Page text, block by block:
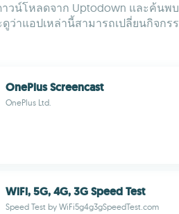
วน์โหลดจาก Uptodown และค้น
าแอปเหล่านี้สามารถเปลี่ยนกิจก
OnePlus Screencast
OnePlus Ltd.
WiFi, 5G, 4G, 3G Speed Test
Speed Test by WiFi5g4g3gSpeedTest.com